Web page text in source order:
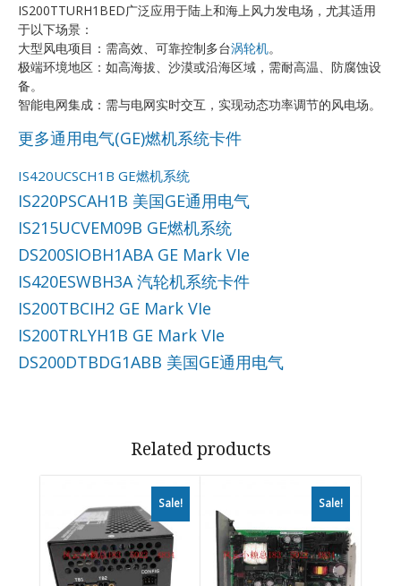
IS200TTURH1BED广泛应用于陆上和海上风力发电场，尤其适用
于以下场景：
大型风电项目：需高效、可靠控制多台涡轮机。
极端环境地区：如高海拔、沙漠或沿海区域，需耐高温、防腐蚀设
备。
智能电网集成：需与电网实时交互，实现动态功率调节的风电场。
更多通用电气(GE)燃机系统卡件
IS420UCSCH1B GE燃机系统
IS220PSCAH1B 美国GE通用电气
IS215UCVEM09B GE燃机系统
DS200SIOBH1ABA GE Mark VIe
IS420ESWBH3A 汽轮机系统卡件
IS200TBCIH2 GE Mark VIe
IS200TRLYH1B GE Mark VIe
DS200DTBDG1ABB 美国GE通用电气
Related products
Sale! Sale!